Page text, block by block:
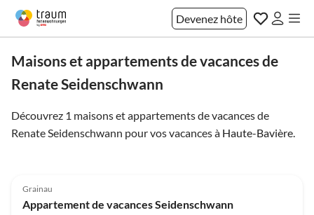
Devenez hôte
Maisons et appartements de vacances de
Renate Seidenschwann
Découvrez 1 maisons et appartements de vacances de
Renate Seidenschwann pour vos vacances à Haute-Bavière.
Grainau
Appartement de vacances Seidenschwann